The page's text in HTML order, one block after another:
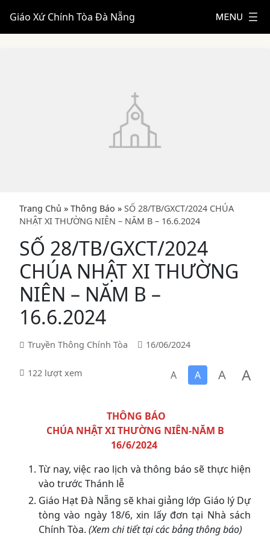
Giáo Xứ Chính Tòa Đà Nẵng
Trang Chủ » Thông Báo » SỐ 28/TB/GXCT/2024 CHÚA
NHẬT XI THƯỜNG NIÊN – NĂM B – 16.6.2024
SỐ 28/TB/GXCT/2024
CHÚA NHẬT XI THƯỜNG
NIÊN – NĂM B –
16.6.2024
Truyền Thông Chính Tòa 16/06/2024
122 lượt xem A A A A
THÔNG BÁO
CHÚA NHẬT XI THƯỜNG NIÊN-NĂM B
16/6/2024
Từ nay, việc rao lịch và thông báo sẽ thực hiện
vào trước Thánh lễ
Giáo Hạt Đà Nẵng sẽ khai giảng lớp Giáo lý Dự
tòng vào ngày 18/6, xin lấy đơn tại Nhà sách
Chính Tòa. (Xem chi tiết tại các bảng thông báo)